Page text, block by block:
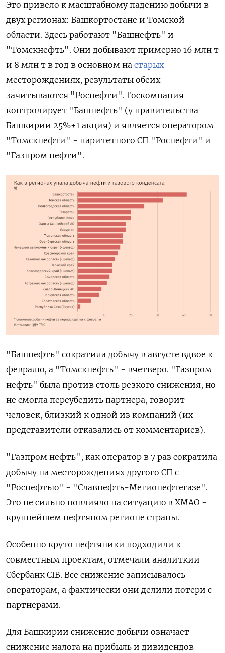
Это привело к масштабному падению добычи в
двух регионах: Башкортостане и Томской
области. Здесь работают "Башнефть" и
"Томскнефть". Они добывают примерно 16 млн т
и 8 млн т в год в основном на старых
месторождениях, результаты обеих
зачитываются "Роснефти". Госкомпания
контролирует "Башнефть" (у правительства
Башкирии 25%+1 акция) и является оператором
"Томскнефти" - паритетного СП "Роснефти" и
"Газпром нефти".
"Башнефть" сократила добычу в августе вдвое к
февралю, а "Томскнефть" - вчетверо. "Газпром
нефть" была против столь резкого снижения, но
не смогла переубедить партнера, говорит
человек, близкий к одной из компаний (их
представители отказались от комментариев).
"Газпром нефть", как оператор в 7 раз сократила
добычу на месторождениях другого СП с
"Роснефтью" - "Славнефть-Мегионефтегазе".
Это не сильно повлияло на ситуацию в ХМАО -
крупнейшем нефтяном регионе страны.
Особенно круто нефтяники подходили к
совместным проектам, отмечали аналиткии
Сбербанк CIB. Все снижение записывалось
операторам, а фактически они делили потери с
партнерами.
Для Башкирии снижение добычи означает
снижение налога на прибыль и дивидендов